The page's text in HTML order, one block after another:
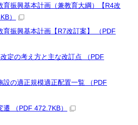
育振興基本計画（兼教育大綱）【R4改
）
育振興基本計画【R7改訂案】 （PDF
改定の考え方と主な改訂点 （PDF
設の適正規模適正配置一覧 （PDF
遷 （PDF 472.7KB）